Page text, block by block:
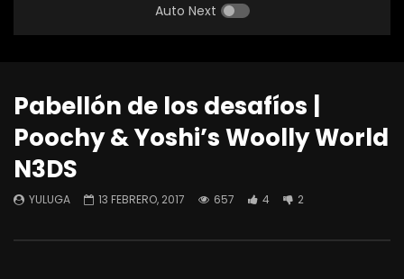
Auto Next
Pabellón de los desafíos |
Poochy & Yoshi’s Woolly World
N3DS
YULUGA 13 FEBRERO, 2017 657 4 2